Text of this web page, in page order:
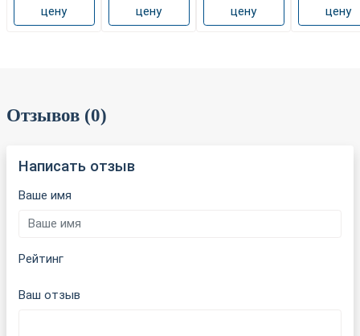
цену
цену
цену
цену
Отзывов (0)
Написать отзыв
Ваше имя
Рейтинг
Ваш отзыв